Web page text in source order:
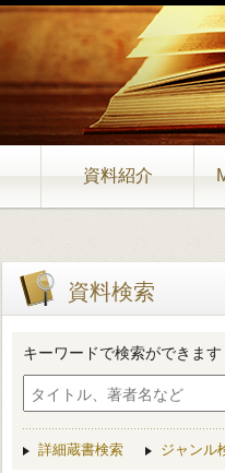
資料紹介
資料検索
キーワードで検索ができます
詳細蔵書検索 ジャンル